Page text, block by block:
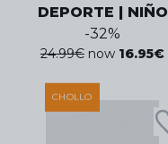
DEPORTE | NIÑO
-32%
24.99€ now 16.95€
CHOLLO